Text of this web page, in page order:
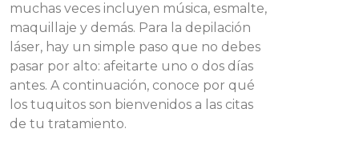
muchas veces incluyen música, esmalte,
maquillaje y demás. Para la depilación
láser, hay un simple paso que no debes
pasar por alto: afeitarte uno o dos días
antes. A continuación, conoce por qué
los tuquitos son bienvenidos a las citas
de tu tratamiento.